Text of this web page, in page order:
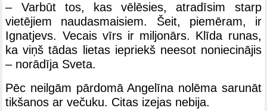
– Varbūt tos, kas vēlēsies, atradīsim starp
vietējiem naudasmaisiem. Šeit, piemēram, ir
Ignatjevs. Vecais vīrs ir miljonārs. Klīda runas,
ka viņš tādas lietas iepriekš neesot noniecinājis
– norādīja Sveta.
Pēc neilgām pārdomā Angelīna nolēma sarunāt
tikšanos ar večuku. Citas izejas nebija.